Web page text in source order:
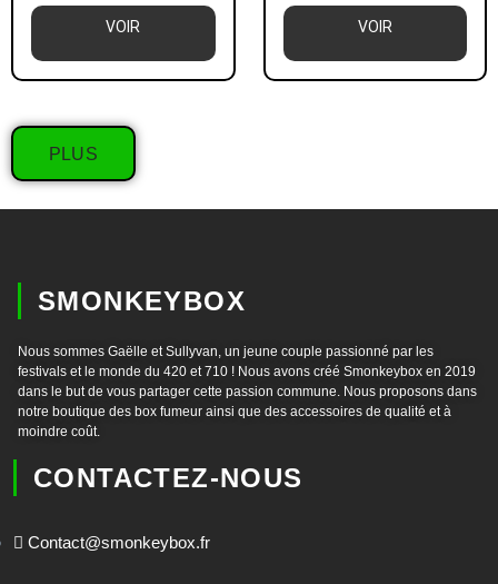
VOIR VOIR
PLUS
SMONKEYBOX
Nous sommes Gaëlle et Sullyvan, un jeune couple passionné par les
festivals et le monde du 420 et 710 ! Nous avons créé Smonkeybox en 2019
dans le but de vous partager cette passion commune. Nous proposons dans
notre boutique des box fumeur ainsi que des accessoires de qualité et à
moindre coût.
CONTACTEZ-NOUS
Contact@smonkeybox.fr